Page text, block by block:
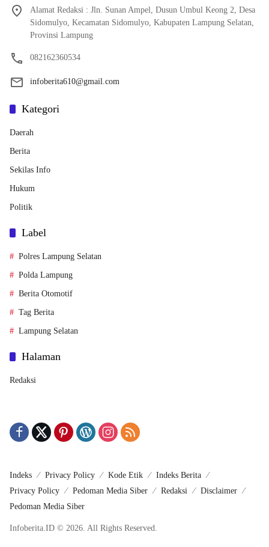
Alamat Redaksi : Jln. Sunan Ampel, Dusun Umbul Keong 2, Desa
Sidomulyo, Kecamatan Sidomulyo, Kabupaten Lampung Selatan,
Provinsi Lampung
082162360534
infoberita610@gmail.com
Kategori
Daerah
Berita
Sekilas Info
Hukum
Politik
Label
Polres Lampung Selatan
Polda Lampung
Berita Otomotif
Tag Berita
Lampung Selatan
Halaman
Redaksi
Indeks Privacy Policy Kode Etik
Indeks Berita
Privacy Policy
Pedoman Media Siber Redaksi
Disclaimer
Pedoman Media Siber
Infoberita.ID © 2026. All Rights Reserved.